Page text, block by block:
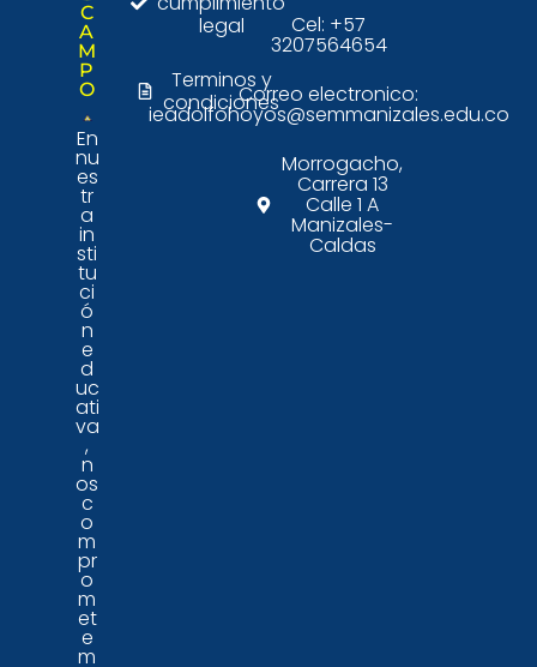
C
A
M
P
O
En
nu
es
tr
a
in
sti
tu
ci
ó
n
e
d
uc
ati
va
,
n
os
c
o
m
pr
o
m
et
e
m
legal
Terminos y
condiciones
Cel: +57
3207564654
Correo electronico:
ieadolfohoyos@semmanizales.edu.co
Morrogacho,
Carrera 13
Calle 1 A
Manizales-
Caldas